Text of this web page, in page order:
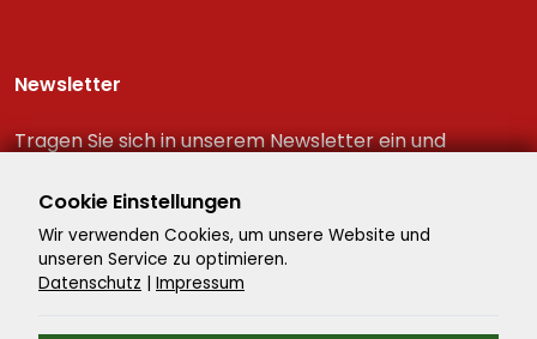
Newsletter
Tragen Sie sich in unserem Newsletter ein und
Reiseschnäppchen!
Cookie Einstellungen
Wir verwenden Cookies, um unsere Website und
unseren Service zu optimieren.
Datenschutz | Impressum